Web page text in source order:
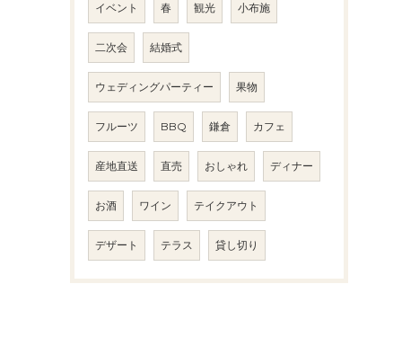
イベント 春 観光 小布施
二次会 結婚式
ウェディングパーティー 果物
フルーツ BBQ 鎌倉 カフェ
産地直送 直売 おしゃれ ディナー
お酒 ワイン テイクアウト
デザート テラス 貸し切り